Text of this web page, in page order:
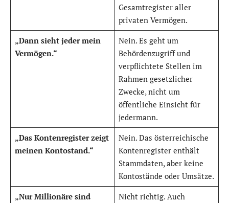
Gesamtregister aller
privaten Vermögen.
„Dann sieht jeder mein
Vermögen.“
Nein. Es geht um
Behördenzugriff und
verpflichtete Stellen im
Rahmen gesetzlicher
Zwecke, nicht um
öffentliche Einsicht für
jedermann.
„Das Kontenregister zeigt
meinen Kontostand.“
Nein. Das österreichische
Kontenregister enthält
Stammdaten, aber keine
Kontostände oder Umsätze.
„Nur Millionäre sind
Nicht richtig. Auch